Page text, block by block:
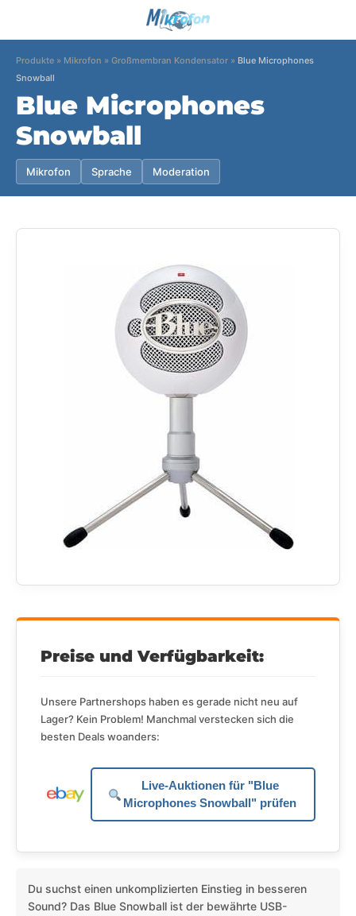
Produkte » Mikrofon » Großmembran Kondensator » Blue Microphones
Snowball
Blue Microphones
Snowball
Mikrofon Sprache Moderation
Preise und Verfügbarkeit:
Unsere Partnershops haben es gerade nicht neu auf
Lager? Kein Problem! Manchmal verstecken sich die
besten Deals woanders:
Live-Auktionen für "Blue
Microphones Snowball" prüfen
Du suchst einen unkomplizierten Einstieg in besseren
Sound? Das Blue Snowball ist der bewährte USB-